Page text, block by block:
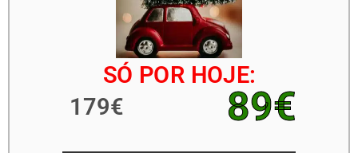
SÓ POR HOJE:
179€ 89€